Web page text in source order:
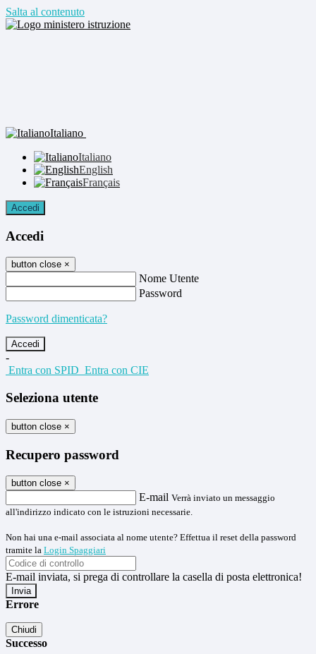
Salta al contenuto
Italiano
Italiano
English
Français
Accedi
Accedi
button close ×
Nome Utente
Password
Password dimenticata?
-
Entra con SPID Entra con CIE
Seleziona utente
button close ×
Recupero password
button close ×
E-mail Verrà inviato un messaggio
all'indirizzo indicato con le istruzioni necessarie.
Non hai una e-mail associata al nome utente? Effettua il reset della password
tramite la Login Spaggiari
E-mail inviata, si prega di controllare la casella di posta elettronica!
Errore
Chiudi
Successo